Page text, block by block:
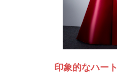
印象的なハー